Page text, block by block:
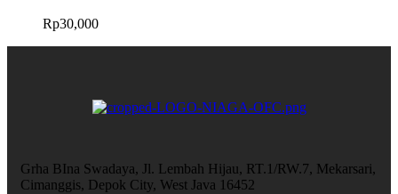
Rp30,000
Grha BIna Swadaya, Jl. Lembah Hijau, RT.1/RW.7, Mekarsari,
Cimanggis, Depok City, West Java 16452